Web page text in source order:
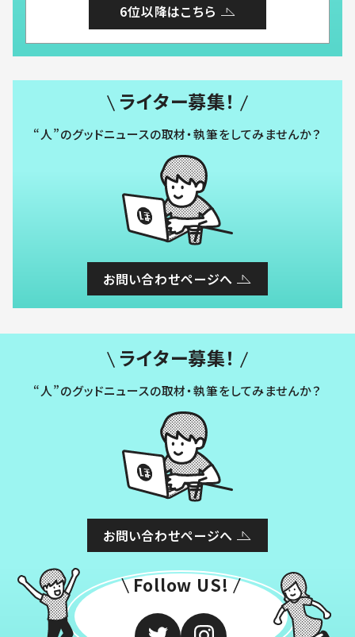
6位以降はこちら
ライター募集！
“人”のグッドニュースの取材・執筆をしてみませんか？
お問い合わせページへ
ライター募集！
“人”のグッドニュースの取材・執筆をしてみませんか？
お問い合わせページへ
Follow US!